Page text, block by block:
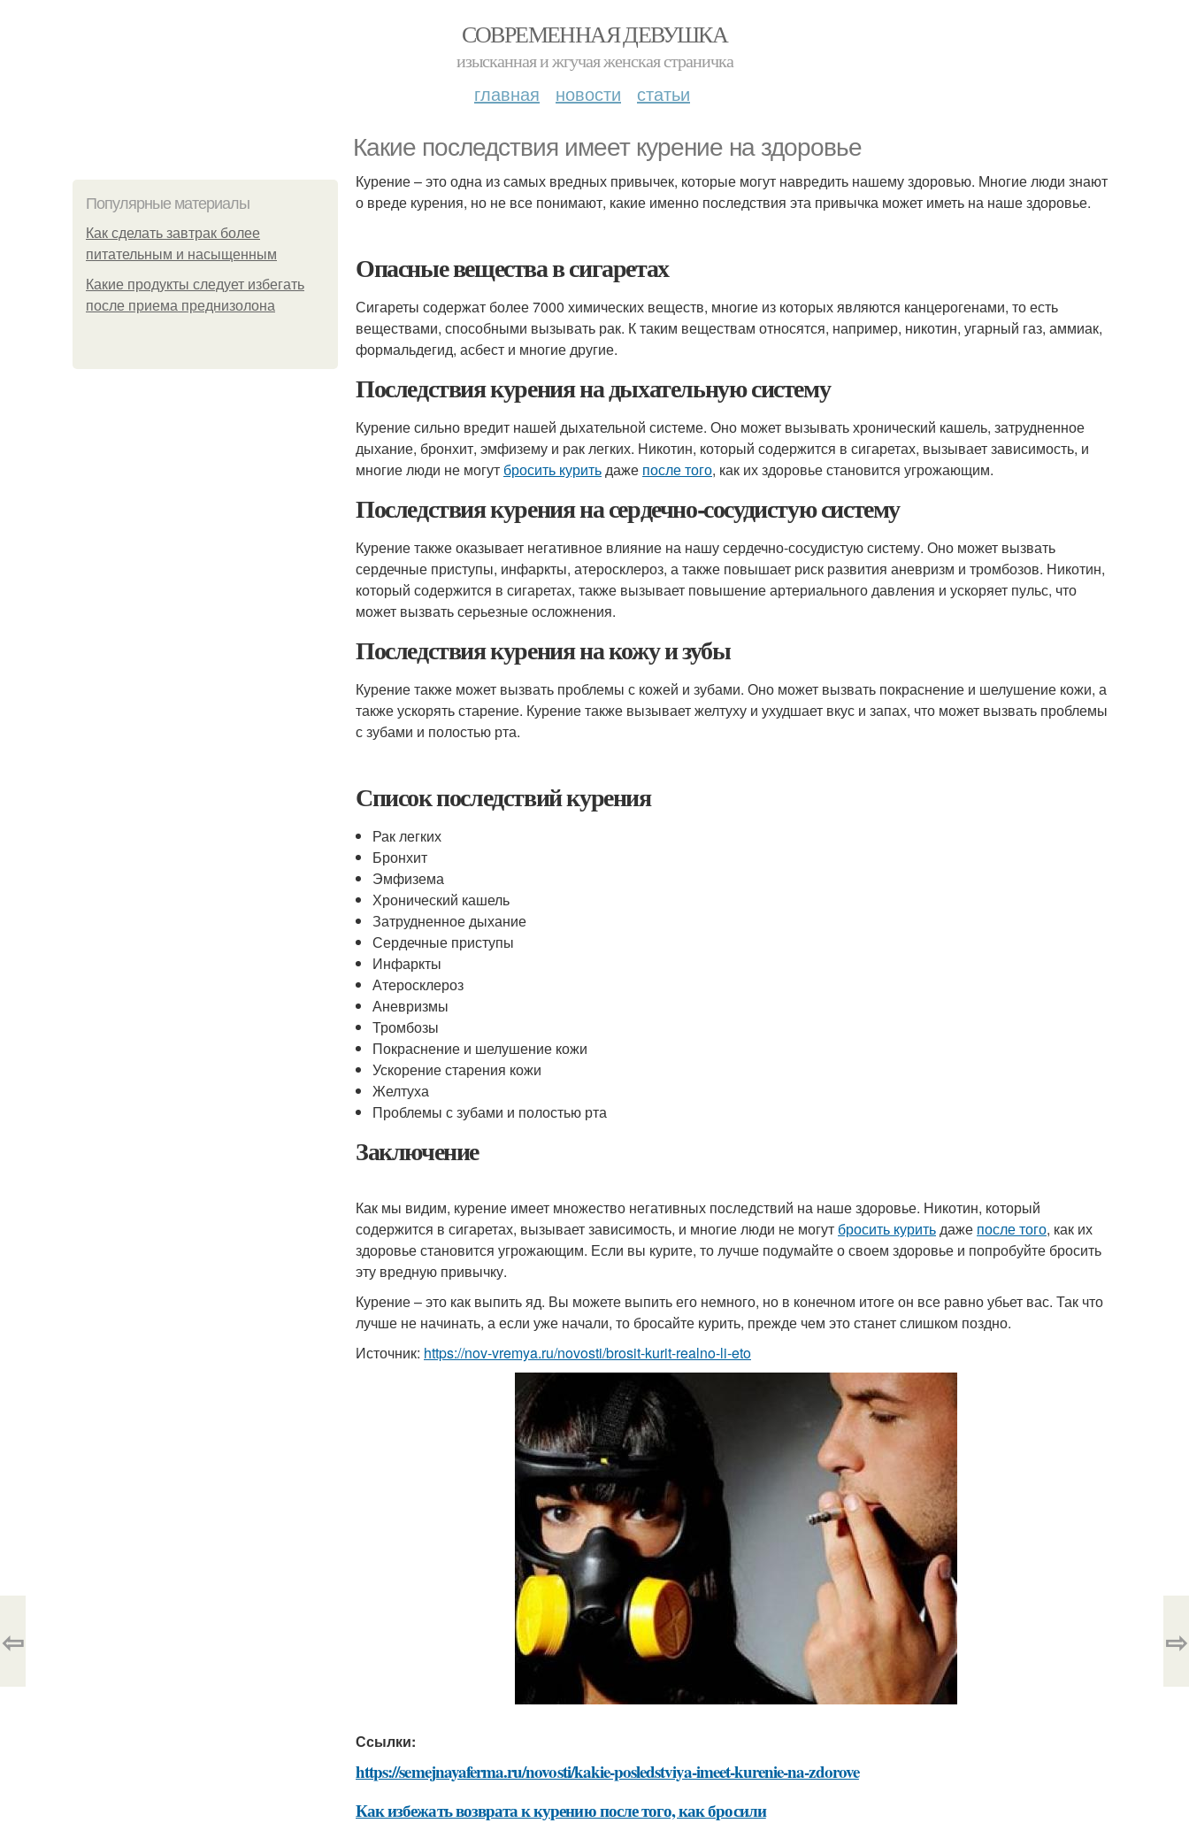
СОВРЕМЕННАЯ ДЕВУШКА
изысканная и жгучая женская страничка
главная новости статьи
Какие последствия имеет курение на здоровье
Популярные материалы
Как сделать завтрак более
питательным и насыщенным
Какие продукты следует избегать
после приема преднизолона
Курение – это одна из самых вредных привычек, которые могут навредить нашему здоровью. Многие люди знают
о вреде курения, но не все понимают, какие именно последствия эта привычка может иметь на наше здоровье.
Опасные вещества в сигаретах
Сигареты содержат более 7000 химических веществ, многие из которых являются канцерогенами, то есть
веществами, способными вызывать рак. К таким веществам относятся, например, никотин, угарный газ, аммиак,
формальдегид, асбест и многие другие.
Последствия курения на дыхательную систему
Курение сильно вредит нашей дыхательной системе. Оно может вызывать хронический кашель, затрудненное
дыхание, бронхит, эмфизему и рак легких. Никотин, который содержится в сигаретах, вызывает зависимость, и
многие люди не могут бросить куритьдаже после того, как их здоровье становится угрожающим.
Последствия курения на сердечно-сосудистую систему
Курение также оказывает негативное влияние на нашу сердечно-сосудистую систему. Оно может вызвать
сердечные приступы, инфаркты, атеросклероз, а также повышает риск развития аневризм и тромбозов. Никотин,
который содержится в сигаретах, также вызывает повышение артериального давления и ускоряет пульс, что
может вызвать серьезные осложнения.
Последствия курения на кожу и зубы
Курение также может вызвать проблемы с кожей и зубами. Оно может вызвать покраснение и шелушение кожи, а
также ускорять старение. Курение также вызывает желтуху и ухудшает вкус и запах, что может вызвать проблемы
с зубами и полостью рта.
Список последствий курения
Рак легких
Бронхит
Эмфизема
Хронический кашель
Затрудненное дыхание
Сердечные приступы
Инфаркты
Атеросклероз
Аневризмы
Тромбозы
Покраснение и шелушение кожи
Ускорение старения кожи
Желтуха
Проблемы с зубами и полостью рта
Заключение
Как мы видим, курение имеет множество негативных последствий на наше здоровье. Никотин, который
содержится в сигаретах, вызывает зависимость, и многие люди не могут бросить куритьдаже после того, как их
здоровье становится угрожающим. Если вы курите, то лучше подумайте о своем здоровье и попробуйте бросить
эту вредную привычку.
Курение – это как выпить яд. Вы можете выпить его немного, но в конечном итоге он все равно убьет вас. Так что
лучше не начинать, а если уже начали, то бросайте курить, прежде чем это станет слишком поздно.
Источник: https://nov-vremya.ru/novosti/brosit-kurit-realno-li-eto
Ссылки:
https://semejnayaferma.ru/novosti/kakie-posledstviya-imeet-kurenie-na-zdorove
Как избежать возврата к курению после того, как бросили
⇦ ⇨